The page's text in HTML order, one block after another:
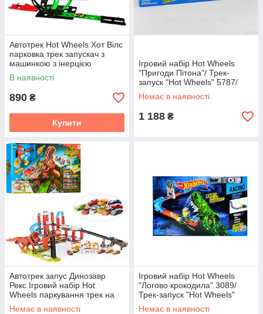
Автотрек Hot Wheels Хот Вілс
парковка трек запускач з
машинкою з інерцією
В наявності
890 ₴
Купити
Ігровий набір Hot Wheels
"Пригоди Пітона"/ Трек-
запуск "Hot Wheels" 5787/
машинка змінює колір
Немає в наявності
1 188 ₴
Автотрек запус Динозавр
Рекс Ігровий набір Hot
Wheels паркування трек на
10 машин 8899-94
Немає в наявності
Ігровий набір Hot Wheels
"Логово крокодила" 3089/
Трек-запуск "Hot Wheels"
схоплення з Крокодилом
Немає в наявності